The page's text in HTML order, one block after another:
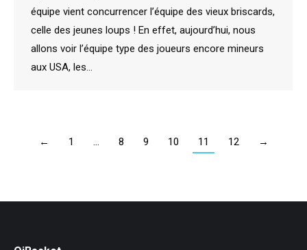
équipe vient concurrencer l’équipe des vieux briscards,
celle des jeunes loups ! En effet, aujourd’hui, nous
allons voir l’équipe type des joueurs encore mineurs
aux USA, les…
← 1 … 8 9 10 11 12 →